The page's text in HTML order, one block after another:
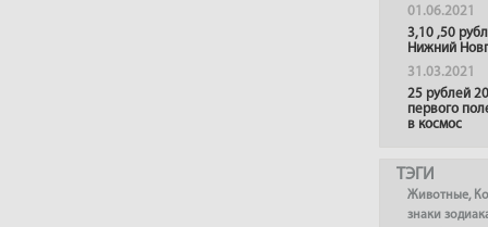
01.06.2021
3,10 ,50
Нижний
31.03.2021
25 рублей
первого
в космос
ТЭГИ
Животные,
знаки